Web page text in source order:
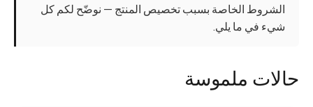
الشروط الخاصة بسبب تخصيص المنتج — نوضّح لكم كل
شيء في ما يلي.
حالات ملموسة